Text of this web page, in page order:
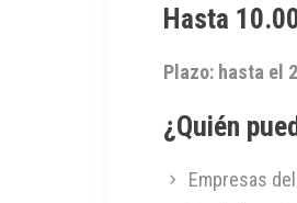
Hasta
Plazo: hasta el
¿Quién
Empresas